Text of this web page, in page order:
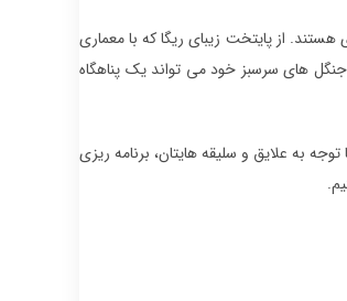
از پایتخت زیبای ریگا که با معماری
های سرسبز خود می تواند یک پناهگاه
به علایق و سلیقه هایتان، برنامه ریزی